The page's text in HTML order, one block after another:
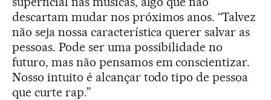
descartam mudar nos próximos anos. “Talvez
não seja nossa característica querer salvar as
pessoas. Pode ser uma possibilidade no
futuro, mas não pensamos em conscientizar.
Nosso intuito é alcançar todo tipo de pessoa
que curte rap.”